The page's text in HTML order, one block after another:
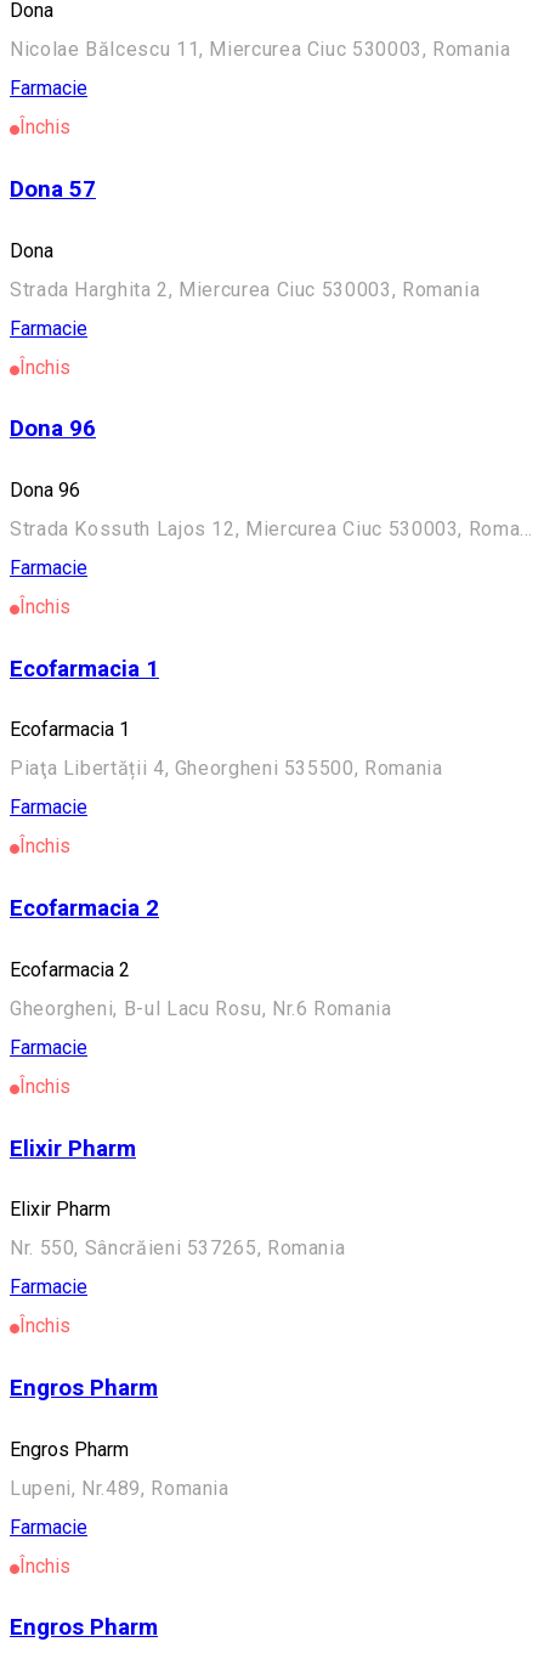
Dona
Nicolae Bălcescu 11, Miercurea Ciuc 530003, Romania
Farmacie
Închis
Dona 57
Dona
Strada Harghita 2, Miercurea Ciuc 530003, Romania
Farmacie
Închis
Dona 96
Dona 96
Strada Kossuth Lajos 12, Miercurea Ciuc 530003, Romania
Farmacie
Închis
Ecofarmacia 1
Ecofarmacia 1
Piaţa Libertății 4, Gheorgheni 535500, Romania
Farmacie
Închis
Ecofarmacia 2
Ecofarmacia 2
Gheorgheni, B-ul Lacu Rosu, Nr.6 Romania
Farmacie
Închis
Elixir Pharm
Elixir Pharm
Nr. 550, Sâncrăieni 537265, Romania
Farmacie
Închis
Engros Pharm
Engros Pharm
Lupeni, Nr.489, Romania
Farmacie
Închis
Engros Pharm